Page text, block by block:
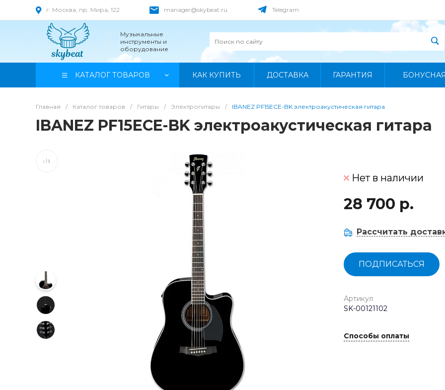
г. Москва, пр. Мира, 122 manager@skybeat.ru Telegram
Музыкальные
инструменты и
оборудование
КАТАЛОГ ТОВАРОВ КАК КУПИТЬ ДОСТАВКА ГАРАНТИЯ
Главная / Каталог товаров / Гитары / Электрогитары / IBANEZ PF15ECE-BK электроакустическая гитара
IBANEZ PF15ECE-BK электроакустическая гитара
Нет в наличии
28 700 р.
Рассчитать
ПОДПИСАТЬСЯ
Артикул
SK-00121102
Способы оплаты